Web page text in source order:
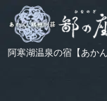
阿寒湖温泉の宿【あか